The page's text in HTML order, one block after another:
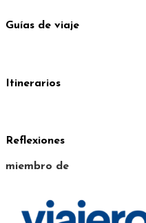
Guías de viaje
Itinerarios
Reflexiones
miembro de